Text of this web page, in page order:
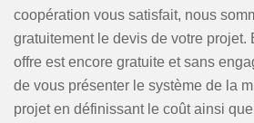
coopération vous satisfait, nous
gratuitement le devis de votre projet.
offre est encore gratuite et sans
de vous présenter le système de la
projet en définissant le coût ainsi